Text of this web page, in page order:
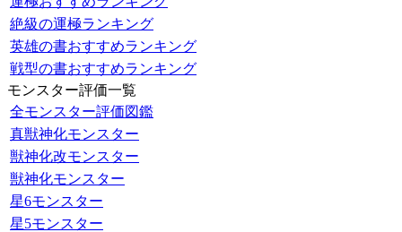
絶級の運極ランキング
英雄の書おすすめランキング
戦型の書おすすめランキング
モンスター評価一覧
全モンスター評価図鑑
真獣神化モンスター
獣神化改モンスター
獣神化モンスター
星6モンスター
星5モンスター